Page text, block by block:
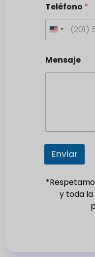
Teléfono *
U
n
i
e
s
1
Mensaje
Enviar
y toda